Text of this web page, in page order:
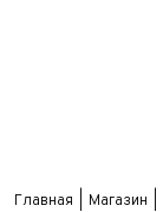
Главная Магазин